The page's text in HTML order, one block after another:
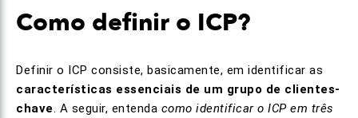
Como definir o ICP?
Definir o ICP consiste, basicamente, em identificar as
características essenciais de um grupo de clientes-
chave. A seguir, entenda como identificar o ICP em três